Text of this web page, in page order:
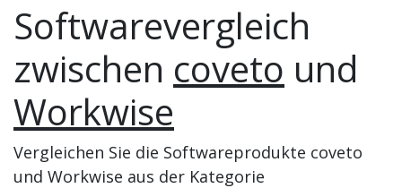
Softwarevergleich
zwischen coveto und
Workwise
Vergleichen Sie die Softwareprodukte coveto
und Workwise aus der Kategorie